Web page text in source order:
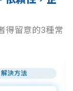
得留意的3種常